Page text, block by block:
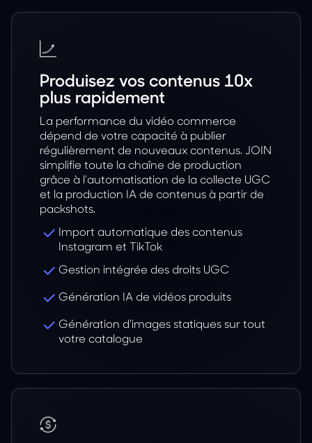
Produisez vos contenus 10x
plus rapidement
La performance du vidéo commerce
dépend de votre capacité à publier
régulièrement de nouveaux contenus. JOIN
simplifie toute la chaîne de production
grâce à l'automatisation de la collecte UGC
et la production IA de contenus à partir de
packshots.
Import automatique des contenus
Instagram et TikTok
Gestion intégrée des droits UGC
Génération IA de vidéos produits
Génération d’images statiques sur tout
votre catalogue